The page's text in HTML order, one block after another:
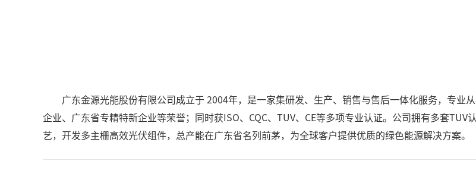
广东金源光能股份有限公司成立于 2004年，是一家集研发、生产、销售与售后一体化服务，专业
企业、广东省专精特新企业等荣誉；同时获ISO、CQC、TUV、CE等多项专业认证。公司拥有多套
艺，开发多主栅高效光伏组件，总产能在广东省名列前茅，为全球客户提供优质的绿色能源解决方案。